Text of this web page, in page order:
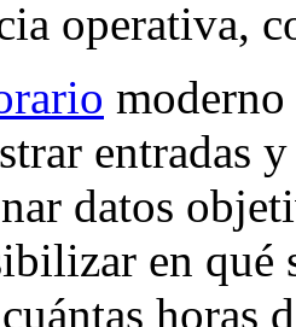
operativa,
entradas
datos
en qué
horas